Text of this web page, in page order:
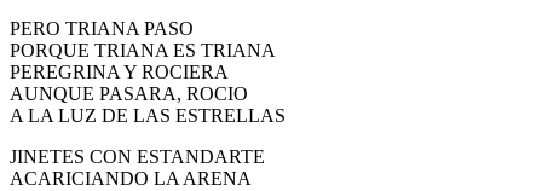
PERO TRIANA PASO
PORQUE TRIANA ES TRIANA
PEREGRINA Y ROCIERA
AUNQUE PASARA, ROCIO
A LA LUZ DE LAS ESTRELLAS
JINETES CON ESTANDARTE
ACARICIANDO LA ARENA